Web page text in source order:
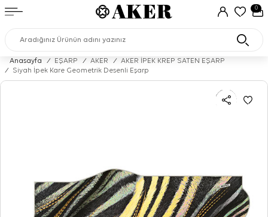
0
Anasayfa / EŞARP / AKER /
AKER İPEK KREP SATEN EŞARP
/
Siyah İpek Kare Geometrik Desenli Eşarp